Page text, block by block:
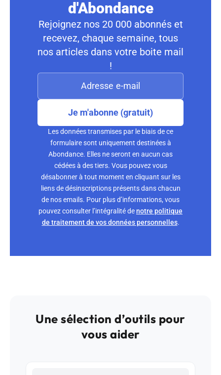
d'Abondance
Rejoignez nos 20 000 abonnés et
recevez, chaque semaine, tous
nos articles dans votre boite mail
!
Je m'abonne (gratuit)
Les données transmises par le biais de ce
formulaire sont uniquement destinées à
Abondance. Elles ne seront en aucun cas
cédées à des tiers. Vous pouvez vous
désabonner à tout moment en cliquant sur les
liens de désinscriptions présents dans chacun
de nos emails. Pour plus d’informations, vous
pouvez consulter l’intégralité denotre politique
de traitement de vos données personnelles.
Une sélection d’outils pour
vous aider